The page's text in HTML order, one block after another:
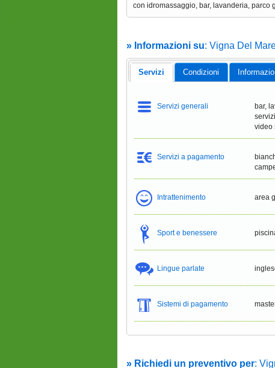
con idromassaggio, bar, lavanderia, parco
» Informazioni su: Vigna Del
Servizi Condizioni
Servizi generali
bar,
video
Servizi a pagamento
Intrattenimento area
Sport e benessere
Lingue parlate
Sistemi di pagamento
» Richiedi un preventivo per: